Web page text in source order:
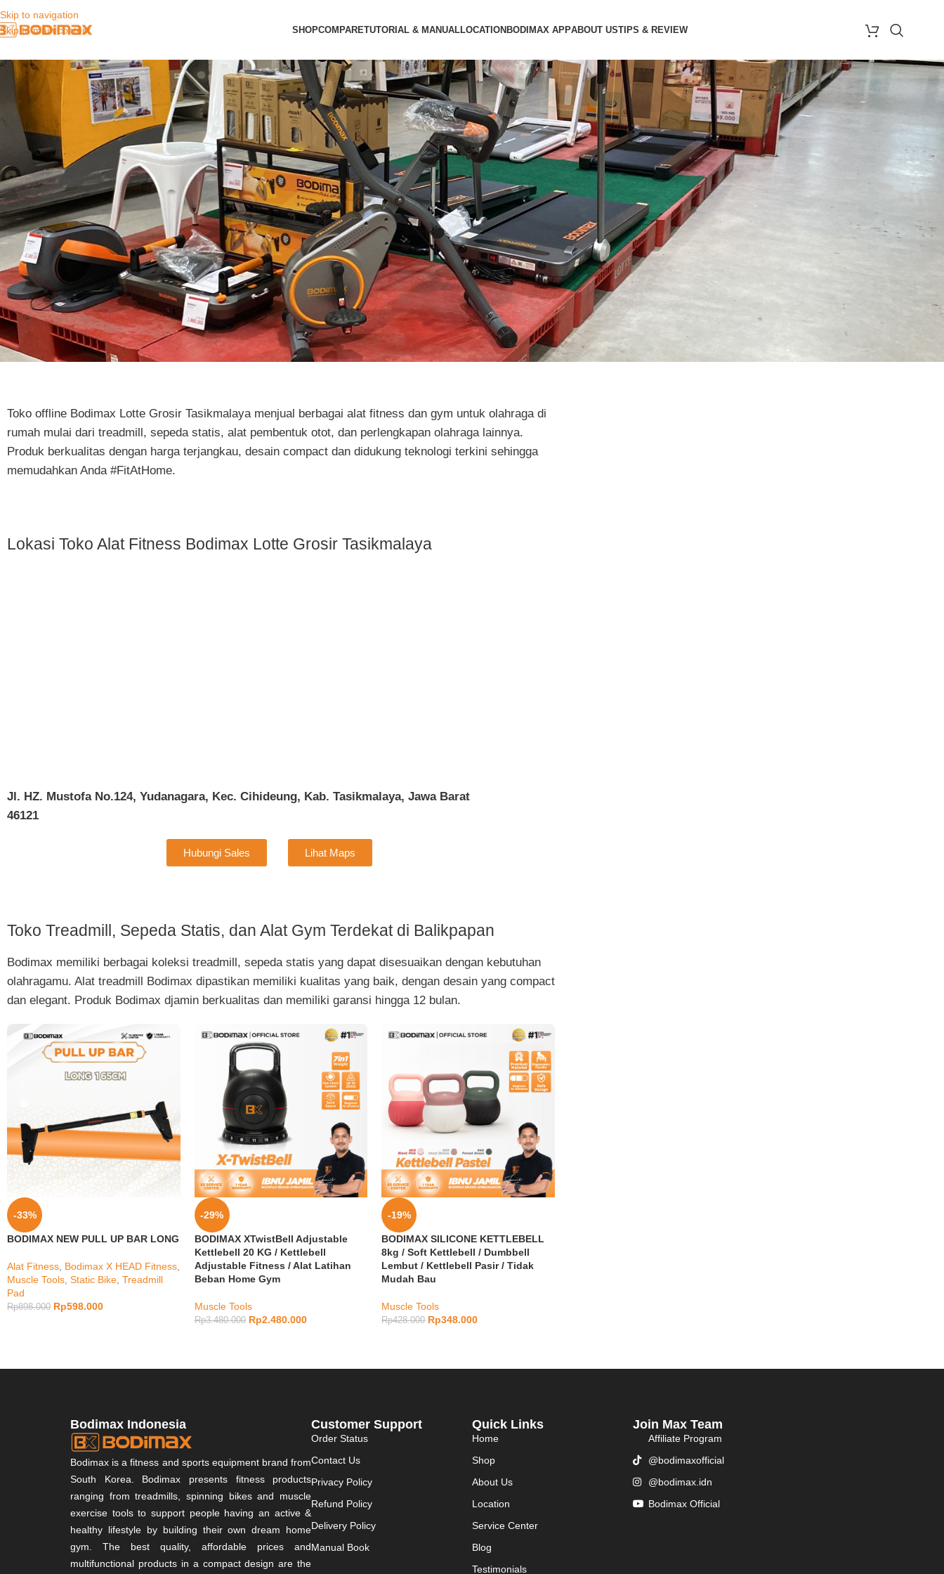
Skip to navigation
Skip to main content
SHOPCOMPARETUTORIAL & MANUALLOCATIONBODIMAX APPABOUT USTIPS & REVIEW
Toko offline Bodimax Lotte Grosir Tasikmalayamenjual berbagai alat fitness dan gym untuk olahraga di
rumah mulai dari treadmill, sepeda statis, alat pembentuk otot, dan perlengkapan olahraga lainnya.
Produk berkualitas dengan harga terjangkau, desain compact dan didukung teknologi terkini sehingga
memudahkan Anda #FitAtHome.
Lokasi Toko Alat Fitness Bodimax Lotte Grosir Tasikmalaya
Jl. HZ. Mustofa No.124, Yudanagara, Kec. Cihideung, Kab. Tasikmalaya, Jawa Barat
46121
Hubungi Sales Lihat Maps
Toko Treadmill, Sepeda Statis, dan Alat Gym Terdekat di Balikpapan
Bodimax memiliki berbagai koleksi treadmill, sepeda statis yang dapat disesuaikan dengan kebutuhan
olahragamu. Alat treadmill Bodimax dipastikan memiliki kualitas yang baik, dengan desain yang compact
dan elegant. Produk Bodimax djamin berkualitas dan memiliki garansi hingga 12 bulan.
-33%
BODIMAX NEW PULL UP BAR LONG
Alat Fitness Bodimax X HEAD Fitness
Muscle Tools Static Bike Treadmill
Pad
Rp898.000 Rp598.000
-29%
BODIMAX XTwistBell Adjustable
Kettlebell 20 KG / Kettlebell
Adjustable Fitness / Alat Latihan
Beban Home Gym
Muscle Tools
Rp3.480.000 Rp2.480.000
-19%
BODIMAX SILICONE KETTLEBELL
8kg / Soft Kettlebell / Dumbbell
Lembut / Kettlebell Pasir / Tidak
Mudah Bau
Muscle Tools
Rp428.000 Rp348.000
Bodimax Indonesia
Bodimax is a fitness and sports equipment brand from
South Korea. Bodimax presents fitness products
ranging from treadmills, spinning bikes and muscle
exercise tools to support people having an active &
healthy lifestyle by building their own dream home
gym. The best quality, affordable prices and
multifunctional products in a compact design are the
Customer Support
Order Status
Contact Us
Privacy Policy
Refund Policy
Delivery Policy
Manual Book
Quick Links
Home
Shop
About Us
Location
Service Center
Blog
Testimonials
Join Max Team
Affiliate Program
@bodimaxofficial
@bodimax.idn
Bodimax Official